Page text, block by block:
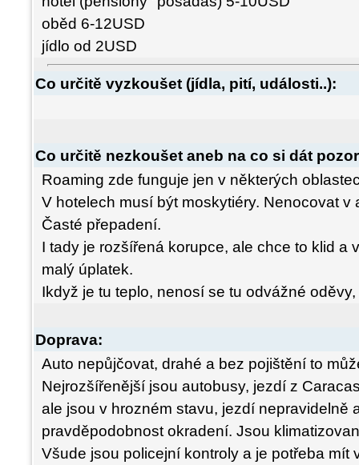
oběd 6-12USD
jídlo od 2USD
Co určitě vyzkoušet (jídla, pití, události..):
Co určitě nezkoušet aneb na co si dát
Roaming zde funguje jen v některých
V hotelech musí být moskytiéry. Nenocovat v
Časté přepadení.
I tady je rozšířená korupce, ale chce to klid a
malý úplatek.
Ikdyž je tu teplo, nenosí se tu odvážné
Doprava:
Auto nepůjčovat, drahé a bez pojištění to
Nejrozšířenější jsou autobusy, jezdí z
ale jsou v hrozném stavu, jezdí nepravidelně
pravděpodobnost okradení. Jsou
Všude jsou policejní kontroly a je potřeba mít